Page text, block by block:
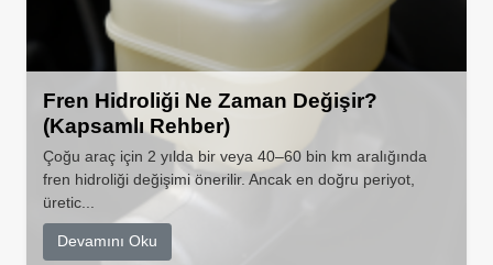
Fren Hidroliği Ne Zaman Değişir?
(Kapsamlı Rehber)
Çoğu araç için 2 yılda bir veya 40–60 bin km aralığında
fren hidroliği değişimi önerilir. Ancak en doğru periyot,
üretic...
Devamını Oku